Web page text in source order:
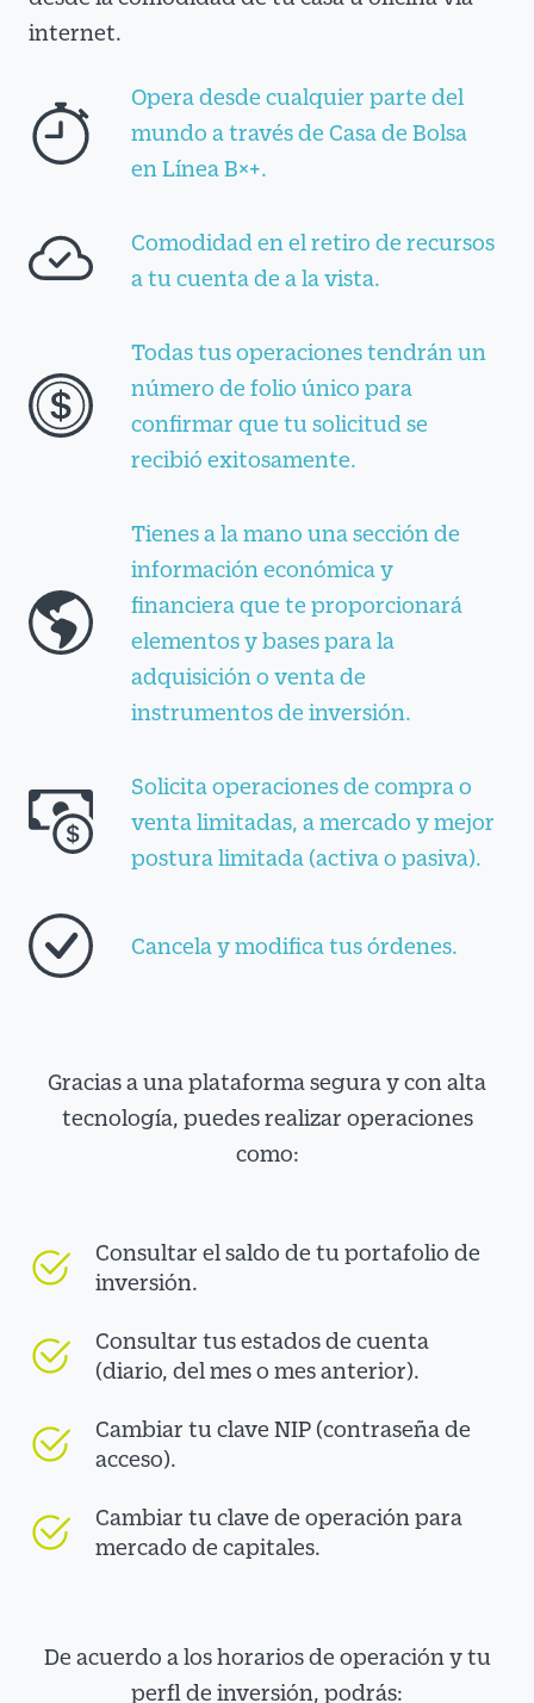
internet.
Opera desde cualquier parte del
mundo a través de Casa de Bolsa
en Línea B×+.
Comodidad en el retiro de recursos
a tu cuenta de a la vista.
Todas tus operaciones tendrán un
número de folio único para
confirmar que tu solicitud se
recibió exitosamente.
Tienes a la mano una sección de
información económica y
financiera que te proporcionará
elementos y bases para la
adquisición o venta de
instrumentos de inversión.
Solicita operaciones de compra o
venta limitadas, a mercado y mejor
postura limitada (activa o pasiva).
Cancela y modifica tus órdenes.
Gracias a una plataforma segura y con alta
tecnología, puedes realizar operaciones
como:
Consultar el saldo de tu portafolio de
inversión.
Consultar tus estados de cuenta
(diario, del mes o mes anterior).
Cambiar tu clave NIP (contraseña de
acceso).
Cambiar tu clave de operación para
mercado de capitales.
De acuerdo a los horarios de operación y tu
perfl de inversión, podrás: